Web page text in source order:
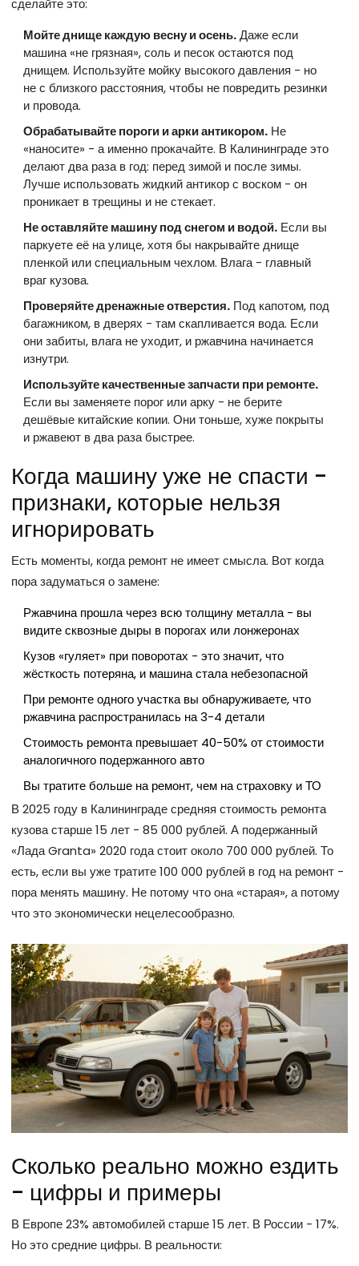
Мойте днище каждую весну и осень.Даже если
машина «не грязная», соль и песок остаются под
днищем. Используйте мойку высокого давления - но
не с близкого расстояния, чтобы не повредить резинки
и провода.
Обрабатывайте пороги и арки антикором. Не
«наносите» - а именно прокачайте. В Калининграде это
делают два раза в год: перед зимой и после зимы.
Лучше использовать жидкий антикор с воском - он
проникает в трещины и не стекает.
Не оставляйте машину под снегом и водой. Если вы
паркуете её на улице, хотя бы накрывайте днище
пленкой или специальным чехлом. Влага - главный
враг кузова.
Проверяйте дренажные отверстия. Под капотом, под
багажником, в дверях - там скапливается вода. Если
они забиты, влага не уходит, и ржавчина начинается
изнутри.
Используйте качественные запчасти при ремонте.
Если вы заменяете порог или арку - не берите
дешёвые китайские копии. Они тоньше, хуже покрыты
и ржавеют в два раза быстрее.
Когда машину уже не спасти -
признаки, которые нельзя
игнорировать
Есть моменты, когда ремонт не имеет смысла. Вот когда
пора задуматься о замене:
Ржавчина прошла через всю толщину металла - вы
видите сквозные дыры в порогах или лонжеронах
Кузов «гуляет» при поворотах - это значит, что
жёсткость потеряна, и машина стала небезопасной
При ремонте одного участка вы обнаруживаете, что
ржавчина распространилась на 3-4 детали
Стоимость ремонта превышает 40-50% от стоимости
аналогичного подержанного авто
Вы тратите больше на ремонт, чем на страховку и ТО
В 2025 году в Калининграде средняя стоимость ремонта
кузова старше 15 лет - 85 000 рублей. А подержанный
«Лада Granta» 2020 года стоит около 700 000 рублей. То
есть, если вы уже тратите 100 000 рублей в год на ремонт -
пора менять машину. Не потому что она «старая», а потому
что это экономически нецелесообразно.
Сколько реально можно ездить
- цифры и примеры
В Европе 23% автомобилей старше 15 лет. В России - 17%.
Но это средние цифры. В реальности: